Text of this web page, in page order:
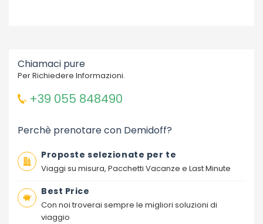
Chiamaci pure
Per Richiedere Informazioni.
+39 055 848490
Perchè prenotare con Demidoff?
Proposte selezionate per te
Viaggi su misura, Pacchetti Vacanze e Last Minute
Best Price
Con noi troverai sempre le migliori soluzioni di
viaggio